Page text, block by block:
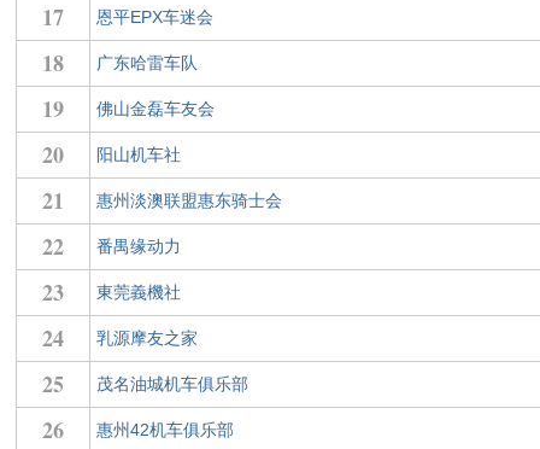
17 恩平EPX车迷会
18 广东哈雷车队
19 佛山金磊车友会
20 阳山机车社
21 惠州淡澳联盟惠东骑士会
22 番禺缘动力
23 東莞義機社
24 乳源摩友之家
25 茂名油城机车俱乐部
26 惠州42机车俱乐部